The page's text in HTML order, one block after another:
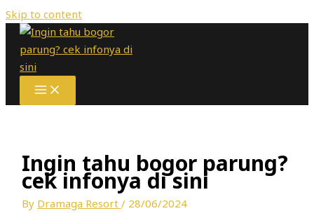
Skip to content
Ingin tahu bogor parung?
cek infonya di sini
By Dramaga Resort/ 28/06/2024